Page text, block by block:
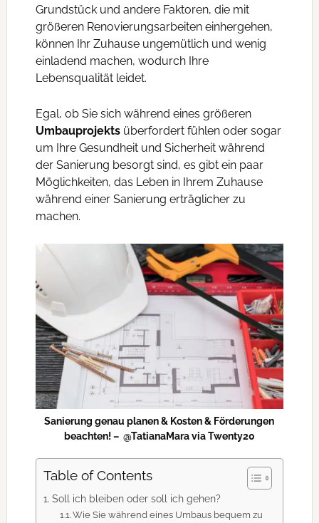
Grundstück und andere Faktoren, die mit
größeren Renovierungsarbeiten einhergehen,
können Ihr Zuhause ungemütlich und wenig
einladend machen, wodurch Ihre
Lebensqualität leidet.
Egal, ob Sie sich während eines größeren
Umbauprojektsüberfordert fühlen oder sogar
um Ihre Gesundheit und Sicherheit während
der Sanierung besorgt sind, es gibt ein paar
Möglichkeiten, das Leben in Ihrem Zuhause
während einer Sanierung erträglicher zu
machen.
Sanierung genau planen & Kosten & Förderungen
beachten! – @TatianaMara via Twenty20
Table of Contents
Soll ich bleiben oder soll ich gehen?
Wie Sie während eines Umbaus bequem zu